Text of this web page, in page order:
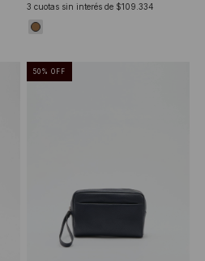
3 cuotas sin interés de $109.334
50 % OFF